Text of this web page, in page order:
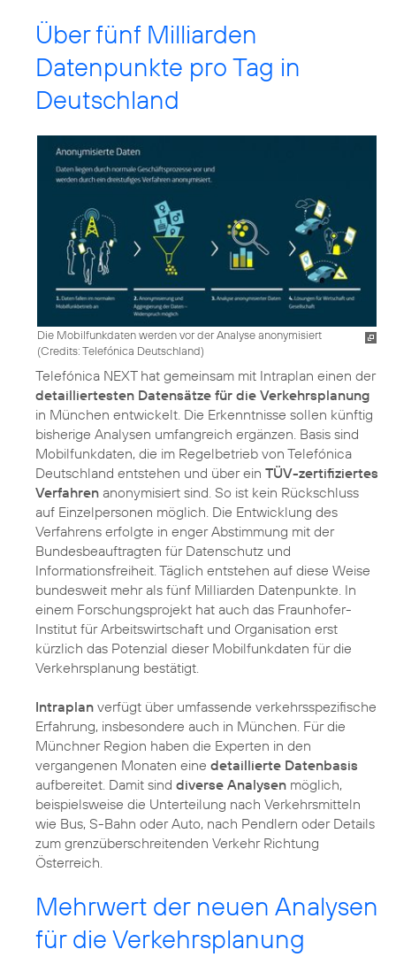
Über fünf Milliarden
Datenpunkte pro Tag in
Deutschland
Die Mobilfunkdaten werden vor der Analyse anonymisiert
(Credits: Telefónica Deutschland)
Telefónica NEXT hat gemeinsam mit Intraplan einen der
detailliertesten Datensätze für die Verkehrsplanung
in München entwickelt. Die Erkenntnisse sollen künftig
bisherige Analysen umfangreich ergänzen. Basis sind
Mobilfunkdaten, die im Regelbetrieb von Telefónica
Deutschland entstehen und über ein TÜV-zertifiziertes
Verfahren anonymisiert sind. So ist kein Rückschluss
auf Einzelpersonen möglich. Die Entwicklung des
Verfahrens erfolgte in enger Abstimmung mit der
Bundesbeauftragten für Datenschutz und
Informationsfreiheit. Täglich entstehen auf diese Weise
bundesweit mehr als fünf Milliarden Datenpunkte. In
einem Forschungsprojekt hat auch das Fraunhofer-
Institut für Arbeitswirtschaft und Organisation erst
kürzlich das Potenzial dieser Mobilfunkdaten für die
Verkehrsplanung bestätigt.
Intraplan verfügt über umfassende verkehrsspezifische
Erfahrung, insbesondere auch in München. Für die
Münchner Region haben die Experten in den
vergangenen Monaten eine detaillierte Datenbasis
aufbereitet. Damit sind diverse Analysen möglich,
beispielsweise die Unterteilung nach Verkehrsmitteln
wie Bus, S-Bahn oder Auto, nach Pendlern oder Details
zum grenzüberschreitenden Verkehr Richtung
Österreich.
Mehrwert der neuen Analysen
für die Verkehrsplanung